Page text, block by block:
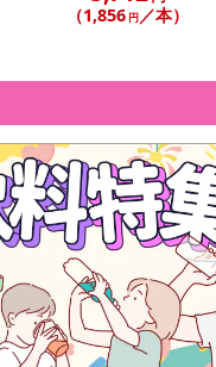
（1,856 円／本）